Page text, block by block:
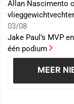
Allan Nascimento
03/08
Jake Paul’s MVP
één podium
MEER